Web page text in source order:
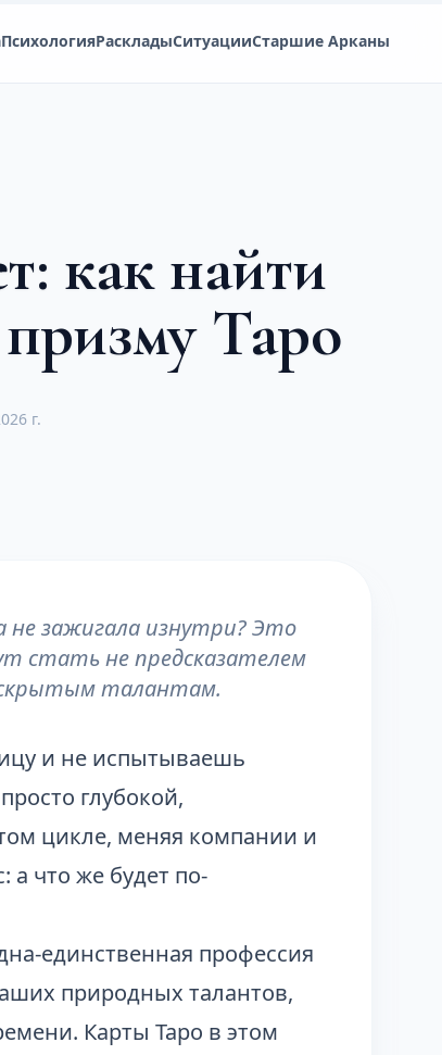
ПсихологияРаскладыСитуацииСтаршие Арканы
как найти
Таро
г.
не зажигала изнутри? Это
стать не предсказателем
скрытым талантам.
и не испытываешь
глубокой,
цикле, меняя компании и
а что же будет по-
единственная профессия
природных талантов,
Карты Таро в этом